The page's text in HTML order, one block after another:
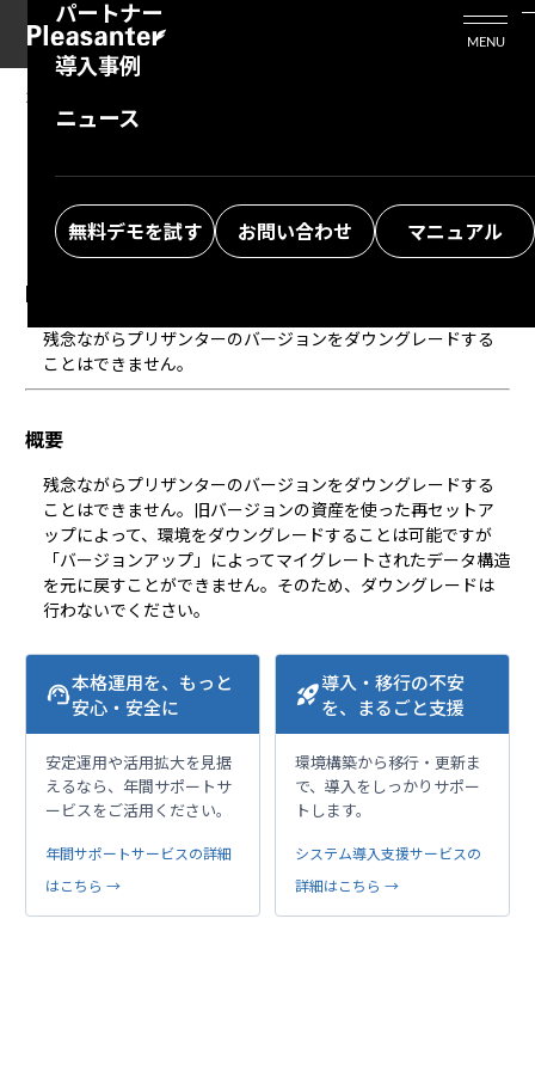
活用シーン
Enterprise Edition
パートナー
プリザンタービジネスを検討中の方
導入事例
ニュース
無料デモを試す お問い合わせ マニュアル
MENU
2025/11/27
FAQ：プリザンターのバージョンをダウングレ
ードしたい
回答
残念ながらプリザンターのバージョンをダウングレードする
ことはできません。
概要
残念ながらプリザンターのバージョンをダウングレードする
ことはできません。旧バージョンの資産を使った再セットア
ップによって、環境をダウングレードすることは可能ですが
「バージョンアップ」によってマイグレートされたデータ構造
を元に戻すことができません。そのため、ダウングレードは
行わないでください。
support_agent本格運用を、もっと
安心・安全に
安定運用や活用拡大を見据
えるなら、年間サポートサ
ービスをご活用ください。
年間サポートサービスの詳細
はこちら →
rocket_launch導入・移行の不安
を、まるごと支援
環境構築から移行・更新ま
で、導入をしっかりサポー
トします。
システム導入支援サービスの
詳細はこちら →